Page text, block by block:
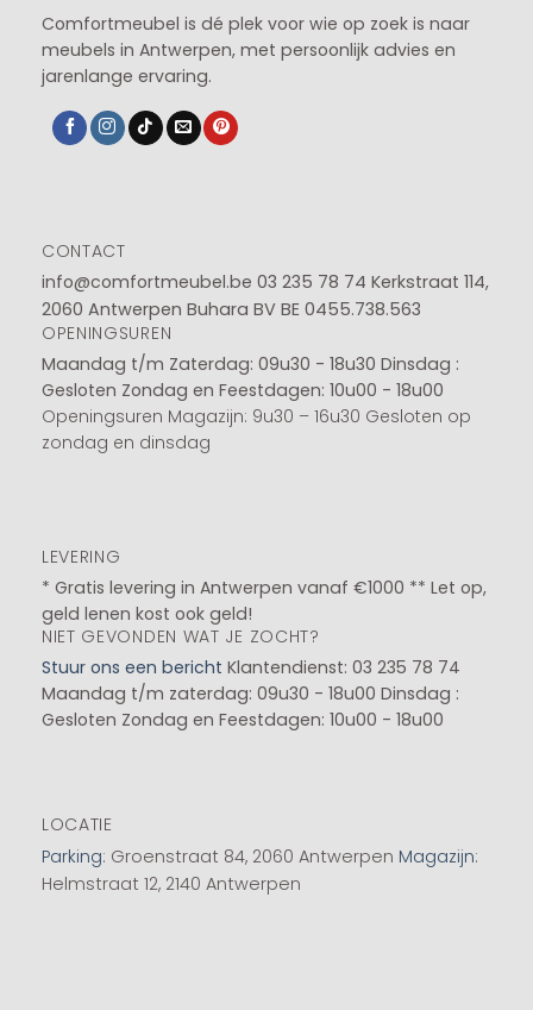
Comfortmeubel is dé plek voor wie op zoek is naar
meubels in Antwerpen, met persoonlijk advies en
jarenlange ervaring.
CONTACT
info@comfortmeubel.be 03 235 78 74 Kerkstraat 114,
2060 Antwerpen Buhara BV BE 0455.738.563
OPENINGSUREN
Maandag t/m Zaterdag: 09u30 - 18u30 Dinsdag :
Gesloten Zondag en Feestdagen: 10u00 - 18u00
Openingsuren Magazijn: 9u30 – 16u30 Gesloten op
zondag en dinsdag
LEVERING
* Gratis levering in Antwerpen vanaf €1000 ** Let op,
geld lenen kost ook geld!
NIET GEVONDEN WAT JE ZOCHT?
Stuur ons een bericht Klantendienst: 03 235 78 74
Maandag t/m zaterdag: 09u30 - 18u00 Dinsdag :
Gesloten Zondag en Feestdagen: 10u00 - 18u00
LOCATIE
Parking: Groenstraat 84, 2060 Antwerpen Magazijn:
Helmstraat 12, 2140 Antwerpen